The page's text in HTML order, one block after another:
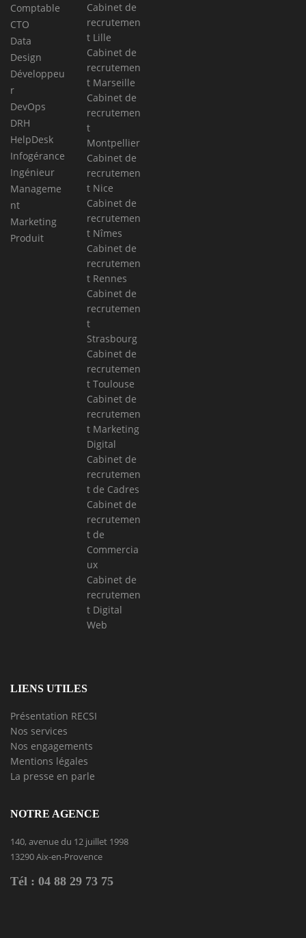
Comptable
CTO
Data
Design
Développeu
r
DevOps
DRH
HelpDesk
Infogérance
Ingénieur
Manageme
nt
Marketing
Produit
Cabinet de
recrutemen
t Lille
Cabinet de
recrutemen
t Marseille
Cabinet de
recrutemen
t
Montpellier
Cabinet de
recrutemen
t Nice
Cabinet de
recrutemen
t Nîmes
Cabinet de
recrutemen
t Rennes
Cabinet de
recrutemen
t
Strasbourg
Cabinet de
recrutemen
t Toulouse
Cabinet de
recrutemen
t Marketing
Digital
Cabinet de
recrutemen
t de Cadres
Cabinet de
recrutemen
t de
Commercia
ux
Cabinet de
recrutemen
t Digital
Web
LIENS UTILES
Présentation RECSI
Nos services
Nos engagements
Mentions légales
La presse en parle
NOTRE AGENCE
140, avenue du 12 juillet 1998
13290 Aix-en-Provence
Tél : 04 88 29 73 75